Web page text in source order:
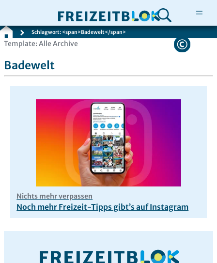
Zum
springen
Schlagwort: <span>Badewelt</span>
Template: Alle Archive
Badewelt
Nichts mehr verpassen
Noch mehr Freizeit-Tipps gibt’s auf Instagram